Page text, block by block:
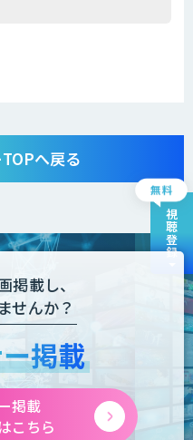
へ戻る
視聴登録
掲載し、
せんか？
掲載
掲載
こちら